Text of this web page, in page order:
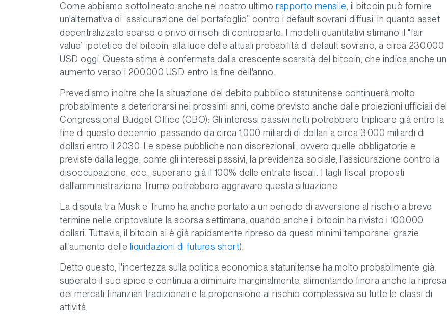
Come abbiamo sottolineato anche nel nostro ultimorapporto mensile , il bitcoin può fornire
un'alternativa di “assicurazione del portafoglio” contro i default sovrani diffusi, in quanto asset
decentralizzato scarso e privo di rischi di controparte. I modelli quantitativi stimano il “fair
value” ipotetico del bitcoin, alla luce delle attuali probabilità di default sovrano, a circa 230.000
USD oggi. Questa stima è confermata dalla crescente scarsità del bitcoin, che indica anche un
aumento verso i 200.000 USD entro la fine dell'anno.
Prevediamo inoltre che la situazione del debito pubblico statunitense continuerà molto
probabilmente a deteriorarsi nei prossimi anni, come previsto anche dalle proiezioni ufficiali del
Congressional Budget Office (CBO): Gli interessi passivi netti potrebbero triplicare già entro la
fine di questo decennio, passando da circa 1.000 miliardi di dollari a circa 3.000 miliardi di
dollari entro il 2030. Le spese pubbliche non discrezionali, ovvero quelle obbligatorie e
previste dalla legge, come gli interessi passivi, la previdenza sociale, l'assicurazione contro la
disoccupazione, ecc., superano già il 100% delle entrate fiscali. I tagli fiscali proposti
dall'amministrazione Trump potrebbero aggravare questa situazione.
La disputa tra Musk e Trump ha anche portato a un periodo di avversione al rischio a breve
termine nelle criptovalute la scorsa settimana, quando anche il bitcoin ha rivisto i 100.000
dollari. Tuttavia, il bitcoin si è già rapidamente ripreso da questi minimi temporanei grazie
all'aumento delle liquidazioni di futures short).
Detto questo, l'incertezza sulla politica economica statunitense ha molto probabilmente già
superato il suo apice e continua a diminuire marginalmente, alimentando finora anche la ripresa
dei mercati finanziari tradizionali e la propensione al rischio complessiva su tutte le classi di
attività.